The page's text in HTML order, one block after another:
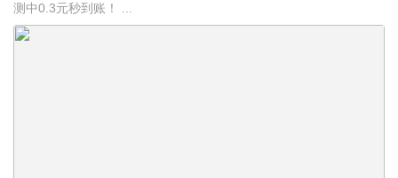
测中0.3元秒到账！ ...